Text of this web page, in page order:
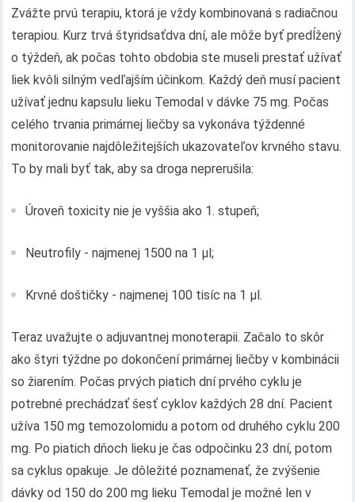
Zvážte prvú terapiu, ktorá je vždy kombinovaná s radiačnou
terapiou. Kurz trvá štyridsaťdva dní, ale môže byť predĺžený
o týždeň, ak počas tohto obdobia ste museli prestať užívať
liek kvôli silným vedľajším účinkom. Každý deň musí pacient
užívať jednu kapsulu lieku Temodal v dávke 75 mg. Počas
celého trvania primárnej liečby sa vykonáva týždenné
monitorovanie najdôležitejších ukazovateľov krvného stavu.
To by mali byť tak, aby sa droga neprerušila:
Úroveň toxicity nie je vyššia ako 1. stupeň;
Neutrofily - najmenej 1500 na 1 μl;
Krvné doštičky - najmenej 100 tisíc na 1 μl.
Teraz uvažujte o adjuvantnej monoterapii. Začalo to skôr
ako štyri týždne po dokončení primárnej liečby v kombinácii
so žiarením. Počas prvých piatich dní prvého cyklu je
potrebné prechádzať šesť cyklov každých 28 dní. Pacient
užíva 150 mg temozolomidu a potom od druhého cyklu 200
mg. Po piatich dňoch lieku je čas odpočinku 23 dní, potom
sa cyklus opakuje. Je dôležité poznamenať, že zvýšenie
dávky od 150 do 200 mg lieku Temodal je možné len v